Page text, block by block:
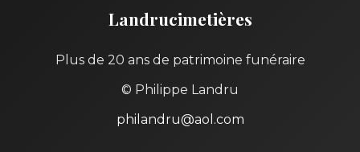
Landrucimetières
Plus de 20 ans de patrimoine funéraire
© Philippe Landru
philandru@aol.com